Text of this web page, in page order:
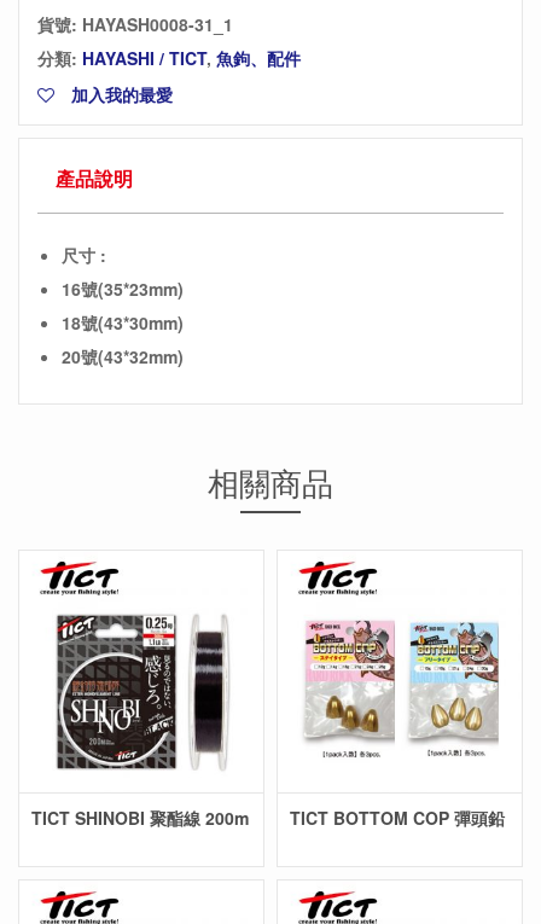
貨號: HAYASH0008-31_1
分類: HAYASHI / TICT, 魚鉤、配件
加入我的最愛
產品說明
尺寸 :
16號(35*23mm)
18號(43*30mm)
20號(43*32mm)
相關商品
TICT SHINOBI 聚酯線 200m TICT BOTTOM COP 彈頭鉛